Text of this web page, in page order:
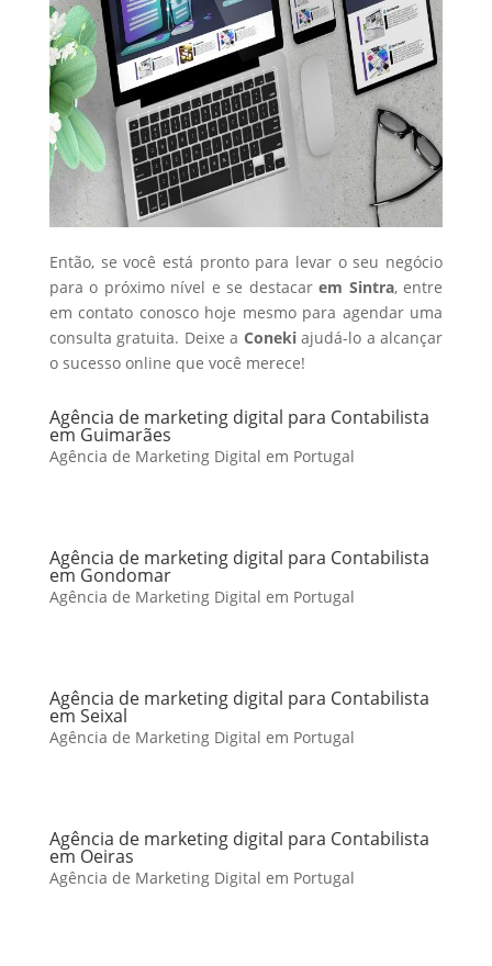
Então, se você está pronto para levar o seu negócio
para o próximo nível e se destacarem Sintra, entre
em contato conosco hoje mesmo para agendar uma
consulta gratuita. Deixe a Conekiajudá-lo a alcançar
o sucesso online que você merece!
Agência de marketing digital para Contabilista
em Guimarães
Agência de Marketing Digital em Portugal
Agência de marketing digital para Contabilista
em Gondomar
Agência de Marketing Digital em Portugal
Agência de marketing digital para Contabilista
em Seixal
Agência de Marketing Digital em Portugal
Agência de marketing digital para Contabilista
em Oeiras
Agência de Marketing Digital em Portugal